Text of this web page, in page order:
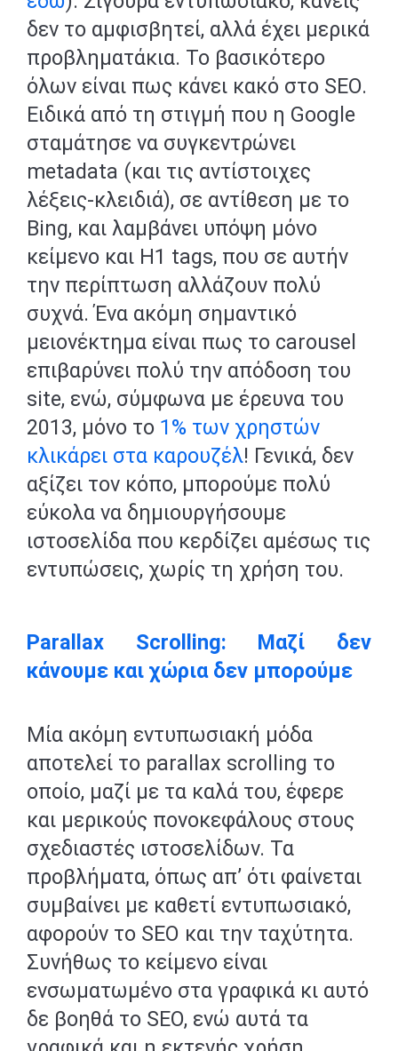
δεν το αμφισβητεί, αλλά έχει μερικά
προβληματάκια. Το βασικότερο
όλων είναι πως κάνει κακό στο SEO.
Ειδικά από τη στιγμή που η Google
σταμάτησε να συγκεντρώνει
metadata (και τις αντίστοιχες
λέξεις-κλειδιά), σε αντίθεση με το
Bing, και λαμβάνει υπόψη μόνο
κείμενο και H1 tags, που σε αυτήν
την περίπτωση αλλάζουν πολύ
συχνά. Ένα ακόμη σημαντικό
μειονέκτημα είναι πως το carousel
επιβαρύνει πολύ την απόδοση του
site, ενώ, σύμφωνα με έρευνα του
2013, μόνο το 1% των χρηστών
κλικάρει στα καρουζέλ! Γενικά, δεν
αξίζει τον κόπο, μπορούμε πολύ
εύκολα να δημιουργήσουμε
ιστοσελίδα που κερδίζει αμέσως τις
εντυπώσεις, χωρίς τη χρήση του.
Parallax Scrolling: Μαζί δεν
κάνουμε και χώρια δεν μπορούμε
Μία ακόμη εντυπωσιακή μόδα
αποτελεί το parallax scrolling το
οποίο, μαζί με τα καλά του, έφερε
και μερικούς πονοκεφάλους στους
σχεδιαστές ιστοσελίδων. Τα
προβλήματα, όπως απ’ ότι φαίνεται
συμβαίνει με καθετί εντυπωσιακό,
αφορούν το SEO και την ταχύτητα.
Συνήθως το κείμενο είναι
ενσωματωμένο στα γραφικά κι αυτό
δε βοηθά το SEO, ενώ αυτά τα